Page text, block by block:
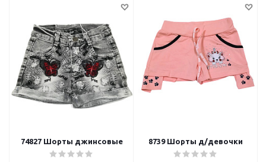
74827 Шорты джинсовые 8739 Шорты д/девочки